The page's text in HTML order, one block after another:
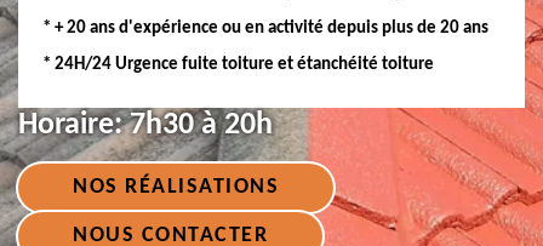
* + 20 ans d'expérience ou en activité depuis plus de 20 ans
* 24H/24 Urgence fuite toiture et étanchéité toiture
Horaire:7h30 à 20h
NOS RÉALISATIONS
NOUS CONTACTER